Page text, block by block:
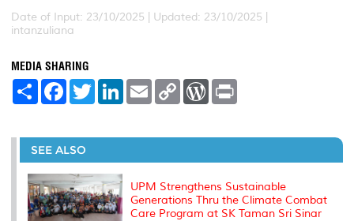
Date of Input: 23/10/2025 | Updated: 23/10/2025 |
intanzuliana
MEDIA SHARING
S
e
F
a
b
o
o
k
T
w
t
r
L
e
I
E
m
l
C
L
n
W
P
e
s
t
SEE ALSO
UPM Strengthens Sustainable
Generations Thru the Climate Combat
Care Program at SK Taman Sri Sinar